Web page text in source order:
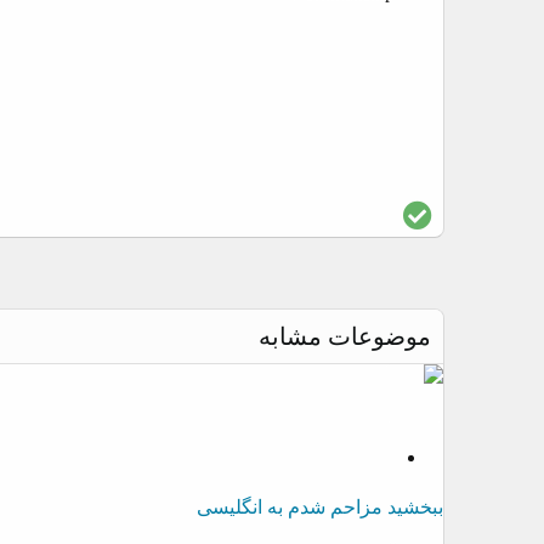
پ
ا
د
ر
س
موضوعات مشابه
l
ببخشید مزاحم شدم به انگلیسی